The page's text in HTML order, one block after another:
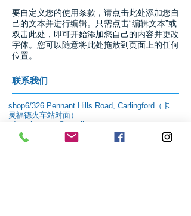
要自定义您的使用条款，请点击此处添加您自
己的文本并进行编辑。只需点击“编辑文本”或
双击此处，即可开始添加您自己的内容并更改
字体。您可以随意将此处拖放到页面上的任何
位置。
联系我们
shop6/326 Pennant Hills Road, Carlingford（卡
灵福德火车站对面）
tdentalsurgery@gmail.com
电话：8677 4731